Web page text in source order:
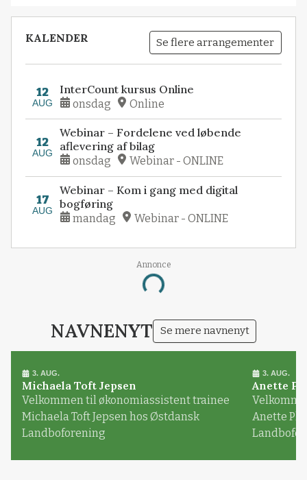
KALENDER Se flere arrangementer
12
AUG
InterCount kursus Online
onsdag Online
12
AUG
Webinar – Fordelene ved løbende
aflevering af bilag
onsdag Webinar - ONLINE
17
AUG
Webinar – Kom i gang med digital
bogføring
mandag Webinar - ONLINE
Annonce
Loading...
NAVNENYT Se mere navnenyt
3. AUG.
Michaela Toft Jepsen
Velkommen til økonomiassistent trainee
Michaela Toft Jepsen hos Østdansk
Landboforening
3. AUG.
Anette
Anette